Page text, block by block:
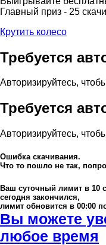
Главный приз - 25
Крутить колесо
Требуется
Авторизируйтесь,
Требуется
Авторизируйтесь,
Ошибка скачивания.
Что то пошло не так,
Ваш суточный лимит в 10
сегодня закончился,
лимит обновится в 00:00
Вы можете
любое время